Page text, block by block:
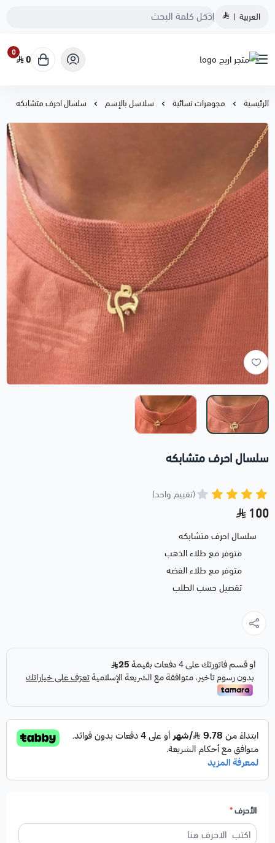
العربية |
متجر اريج
0
0
الرئيسية مجوهرات نسائية سلاسل بالإسم سلسال احرف متشابكه
سلسال احرف متشابكه
(تقييم واحد)
100
سلسال احرف متشابكه
متوفر مع طلاء الذهب
متوفر مع طلاء الفضه
تفصيل حسب الطلب
الأحرف*